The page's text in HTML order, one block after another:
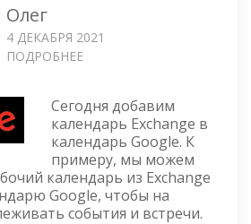
Олег
4 ДЕКАБРЯ 2021
ПОДРОБНЕЕ
—
ДОБАВЛЯЕМ
КАЛЕНДАРЬ
ИЗ
EXCHANGE
Сегодня добавим
календарь Exchange в
календарь Google. К
примеру, мы можем
календарь из Exchange
Google, чтобы на
события и встречи.